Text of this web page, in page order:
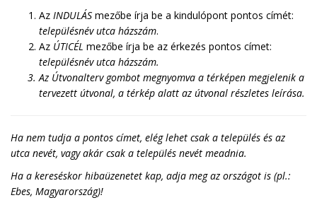
Az INDULÁS mezőbe írja be a kindulópont pontos címét:
településnév utca házszám.
Az ÚTICÉL mezőbe írja be az érkezés pontos címet:
településnév utca házszám.
Az Útvonaltervgombot megnyomva a térképen megjelenik a
tervezett útvonal, a térkép alatt az útvonal részletes leírása.
Ha nem tudja a pontos címet, elég lehet csak a település és az
utca nevét, vagy akár csak a település nevét meadnia.
Ha a kereséskor hibaüzenetet kap, adja meg az országot is (pl.:
Ebes, Magyarország)!